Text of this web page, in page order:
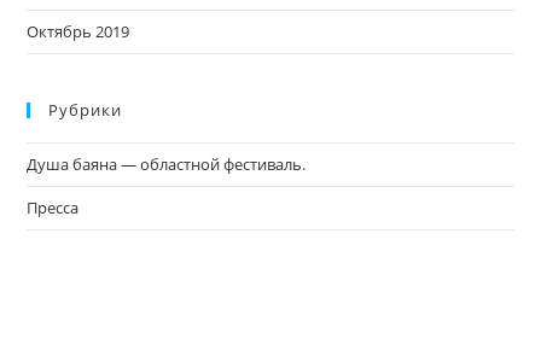
Октябрь 2019
Рубрики
Душа баяна — областной фестиваль.
Пресса